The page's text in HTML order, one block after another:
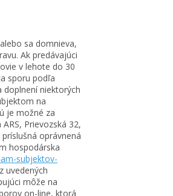
sa domnieva,
Ak predávajúci
v lehote do 30
sporu podľa
doplnení niektorých
na
je možné za
Prievozská 32,
oprávnená
hospodárska
subjektov-
uvedených
môže na
on-line, ktorá